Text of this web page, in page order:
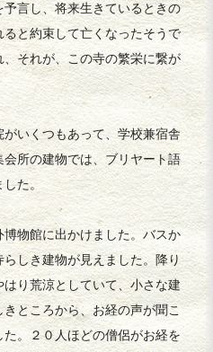
言し、将来生きているときの
と約束して亡くなったそうで
それが、この寺の繁栄に繋が
いくつもあって、学校兼宿舎
所の建物では、ブリヤート語
した。
物館に出かけました。バスか
しき建物が見えました。降り
り荒涼としていて、小さな建
ところから、お経の声が聞こ
。２０人ほどの僧侶がお経を